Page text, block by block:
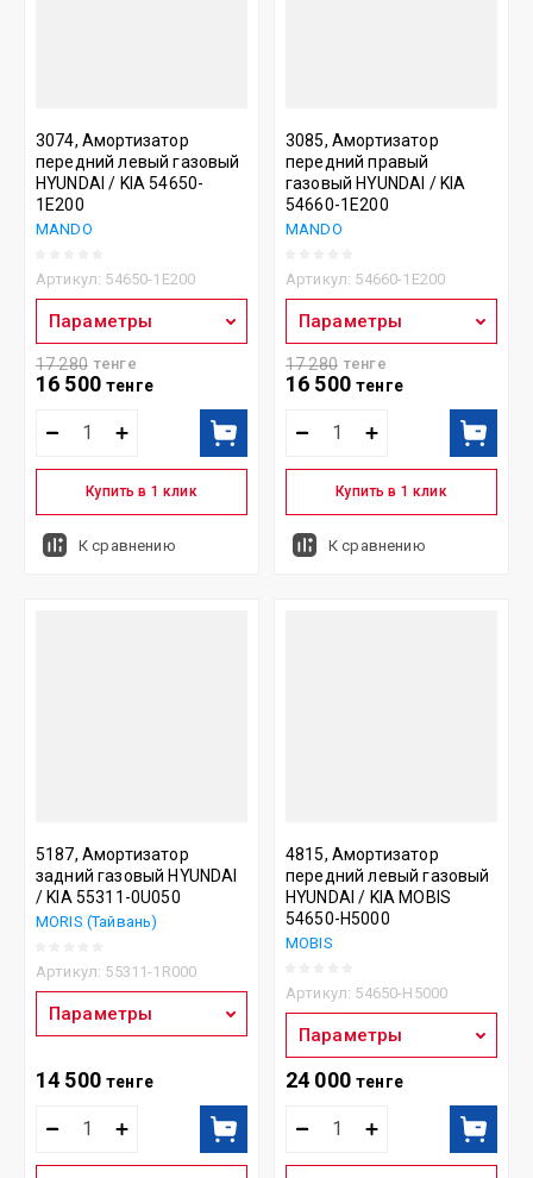
3074, Амортизатор
передний левый газовый
HYUNDAI / KIA 54650-
1E200
MANDO
Артикул: 54650-1E200
Параметры
17 280 тенге
16 500 тенге
Купить в 1 клик
К сравнению
3085, Амортизатор
передний правый
газовый HYUNDAI / KIA
54660-1E200
MANDO
Артикул: 54660-1E200
Параметры
17 280 тенге
16 500 тенге
Купить в 1 клик
К сравнению
5187, Амортизатор
задний газовый HYUNDAI
/ KIA 55311-0U050
MORIS (Тайвань)
Артикул: 55311-1R000
Параметры
14 500 тенге
4815, Амортизатор
передний левый газовый
HYUNDAI / KIA MOBIS
54650-H5000
MOBIS
Артикул: 54650-H5000
Параметры
24 000 тенге